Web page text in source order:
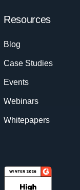
Resources
Blog
Case Studies
Events
Webinars
Whitepapers